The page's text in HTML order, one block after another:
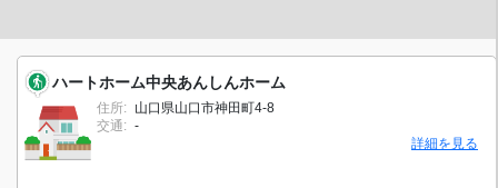
ハートホーム中央あんしんホーム
住所:
山口県山口市神田町4-8
交通: -
詳細を見る